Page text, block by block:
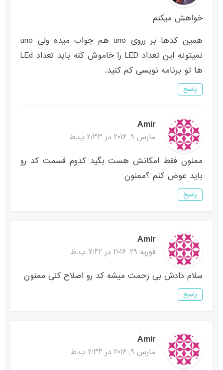
خواهش میکنم
همین کدها بر رروی uno هم جواب میده ولی uno
نمیتونه این تعداد LED را خاموش کنه باید تعداد LEd
ها تو برنامه نویسی کم کنید.
پاسخ
Amir
مارس 9, 2016 در 2:33 ب.ظ
ممنون فقط امکانش هست بگید کدوم قسمت کد رو
باید عوض کنم ؟ممنون
پاسخ
Amir
فوریه 29, 2016 در 7:42 ب.ظ
سلام دادش بی زحمت میشه کد رو اصلاح کنی ممنون
پاسخ
Amir
مارس 9, 2016 در 2:34 ب.ظ